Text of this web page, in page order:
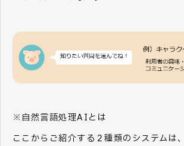
※自然言語処理AIとは
ここからご紹介する２種類のシステムは